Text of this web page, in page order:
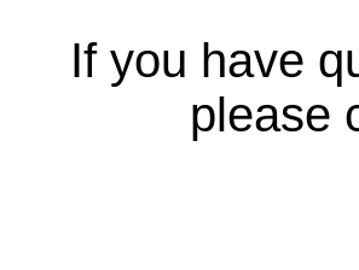
If you have
please